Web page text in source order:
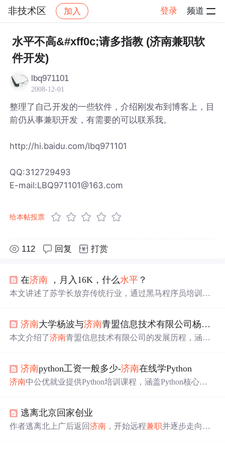
非技术区 加入 登录 频道
社区 非技术区 帖子详情
水平不高&#xff0c;请多指教 (济南兼职软
件开发)
lbq971101
2008-12-01
整理了自己开发的一些软件，介绍刚发布到博客上，目
前仍从事兼职开发，有需要的可以联系我。
http://hi.baidu.com/lbq971101
QQ:312729493
E-mail:LBQ971101@163.com
给本帖投票
112 回复 打赏
在济南 ，月入16K，什么水平 ？
本文讲述了苏学长放弃传统行业，通过黑马程序员培训转
济南大学杨波与济南青盟信息技术有限公司杨华伟
本文介绍了济南青盟信息技术有限公司的发展历程，涵盖
更，最终实现合规运营。文章还提及杨波教授及其学生在
公司发展中的作用，并强调青盟专注于网络技术与信息化
济南python工资一般多少-济南在线学Python
济南中公优就业提供Python培训课程，涵盖Python核心编
逃离北京回家创业
作者逃离北上广后返回济南 ，开始远程兼职并逐步走向自